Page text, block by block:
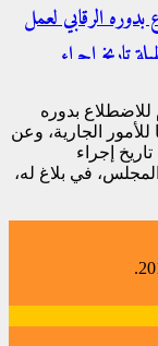
الرقابي لعمل
تاريخ إجراء
بدوره
الجارية، وعن
إجراء
في بلاغ له،